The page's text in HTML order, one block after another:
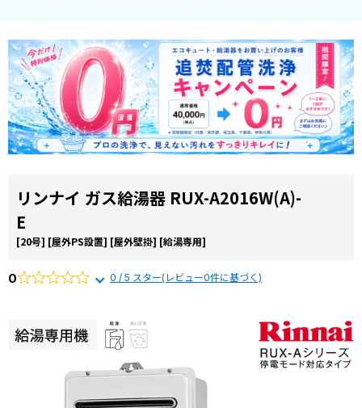
リンナイ ガス給湯器 RUX-A2016W(A)-
E
[20号] [屋外PS設置] [屋外壁掛] [給湯専用]
0 0 / 5 スター(レビュー0件に基づく)